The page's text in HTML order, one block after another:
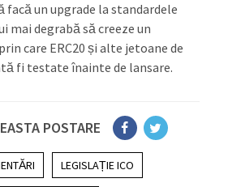
facă un upgrade la standardele
mai degrabă să creeze un
care ERC20 și alte jetoane de
fi testate înainte de lansare.
POSTARE
LEGISLAȚIE ICO